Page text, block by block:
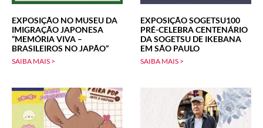
EXPOSIÇÃO NO MUSEU DA
IMIGRAÇÃO JAPONESA
“MEMÓRIA VIVA –
BRASILEIROS NO JAPÃO”
SAIBA MAIS >
EXPOSIÇÃO SOGETSU100
PRÉ-CELEBRA CENTENÁRIO
DA SOGETSU DE IKEBANA
EM SÃO PAULO
SAIBA MAIS >